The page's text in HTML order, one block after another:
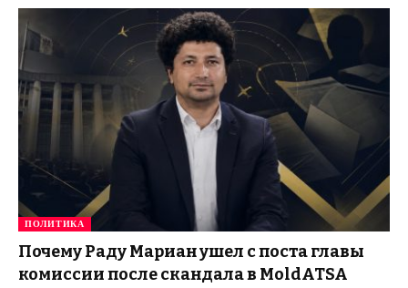
ПОЛИТИКА
Почему Раду Мариан ушел с поста главы
комиссии после скандала в MoldATSA